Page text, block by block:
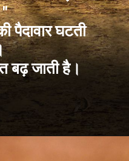
पैदावार घटती
बढ़ जाती है।